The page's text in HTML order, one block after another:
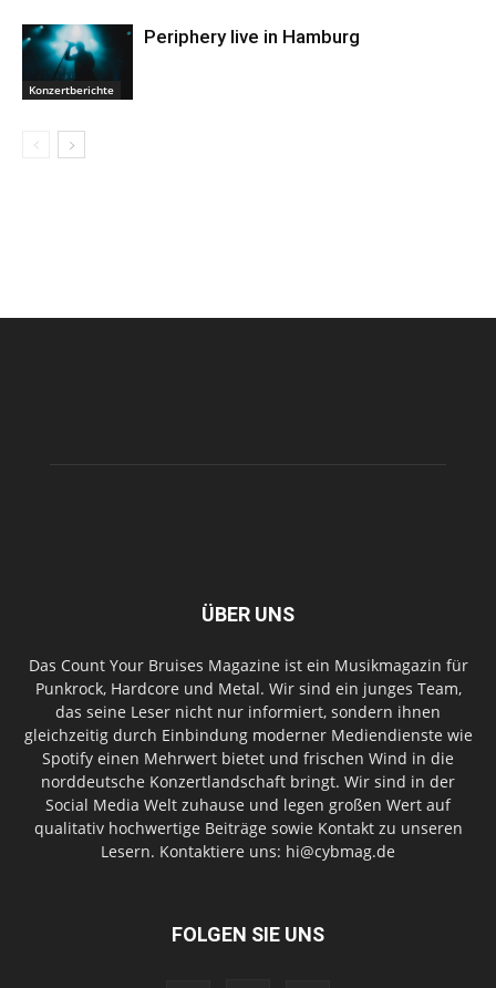
Konzertberichte
Periphery live in Hamburg
ÜBER UNS
Das Count Your Bruises Magazine ist ein Musikmagazin für
Punkrock, Hardcore und Metal. Wir sind ein junges Team,
das seine Leser nicht nur informiert, sondern ihnen
gleichzeitig durch Einbindung moderner Mediendienste wie
Spotify einen Mehrwert bietet und frischen Wind in die
norddeutsche Konzertlandschaft bringt. Wir sind in der
Social Media Welt zuhause und legen großen Wert auf
qualitativ hochwertige Beiträge sowie Kontakt zu unseren
Lesern. Kontaktiere uns: hi@cybmag.de
FOLGEN SIE UNS